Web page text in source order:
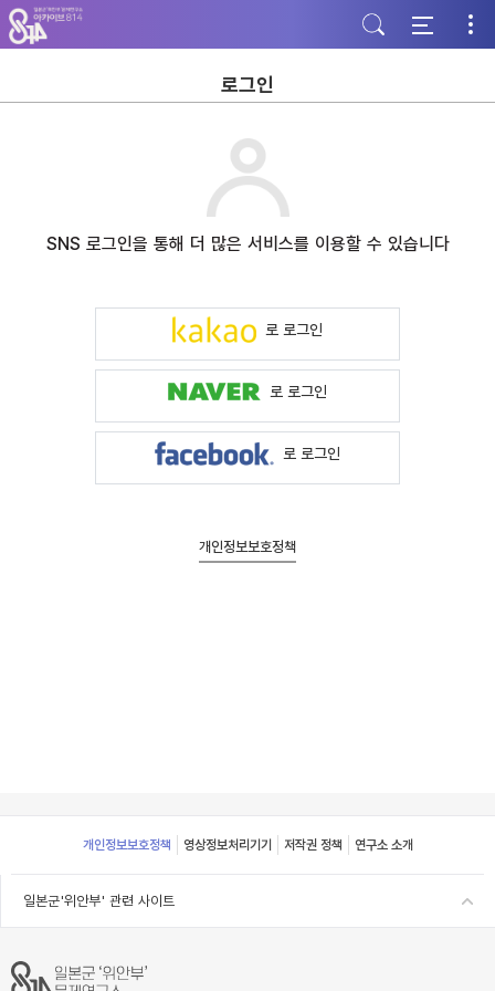
주
메
뉴
가
본
문
바
기
하
단
바
기
로그인
SNS 로그인을 통해 더 많은 서비스를 이용할 수 있습니다
로 로그인
로 로그인
로 로그인
개인정보보호정책
Footer
개인정보보호정책 영상정보처리기기 저작권 정책 연구소 소개
일본군'위안부' 관련 사이트